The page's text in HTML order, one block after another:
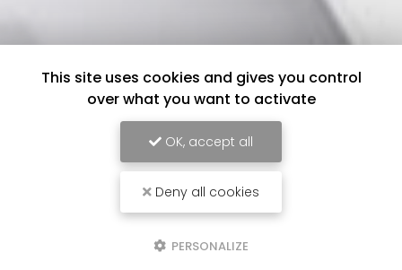
This site uses cookies and gives you control
over what you want to activate
OK, accept all
Deny all cookies
PERSONALIZE